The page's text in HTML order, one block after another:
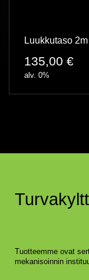
Luukkutaso 2m
135,00 €
alv. 0%
Tuotteemme ovat
mekanisoinnin